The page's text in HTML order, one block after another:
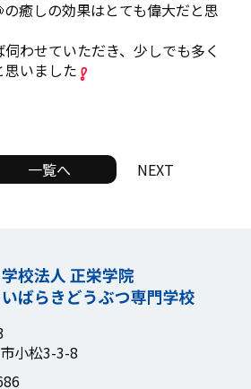
癒しの効果はとても偉大だと思
わせていただき、少しでも多く
いました
一覧へ NEXT
小松3-3-8